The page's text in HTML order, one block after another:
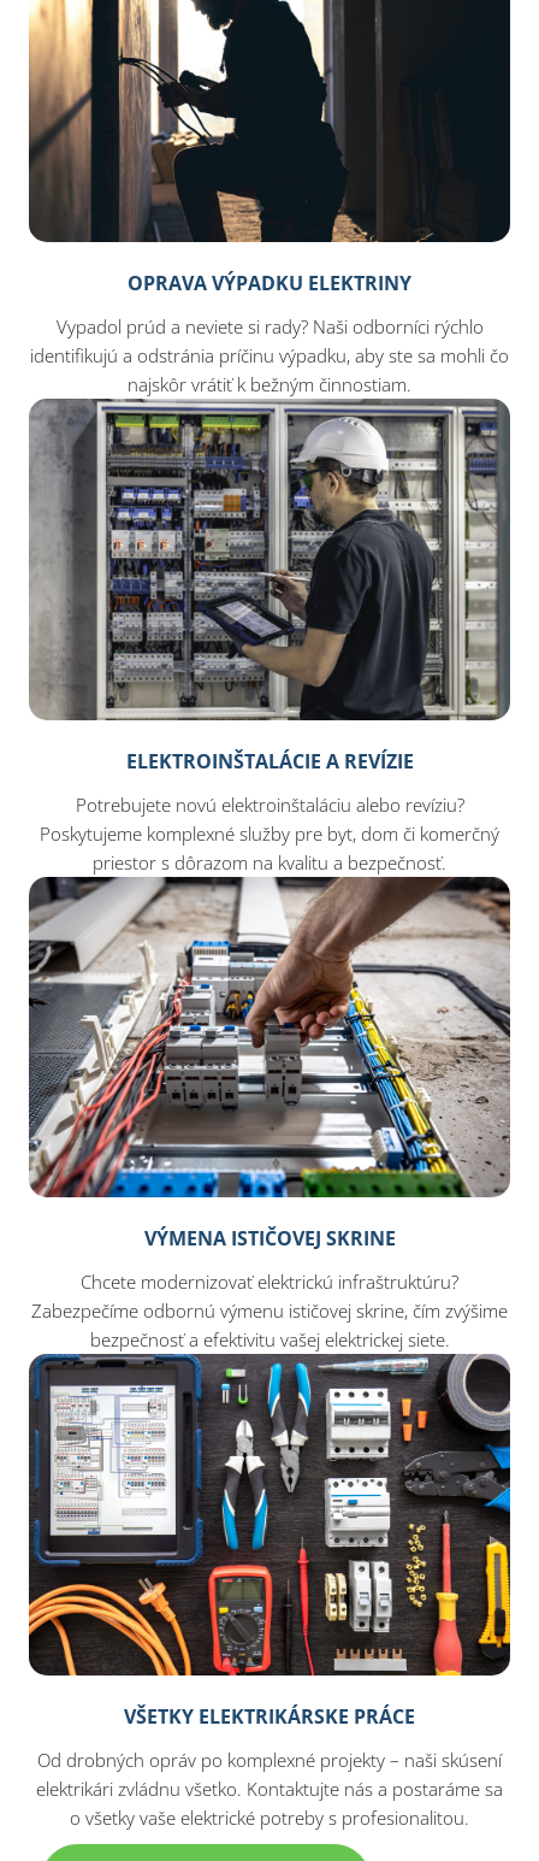
OPRAVA VÝPADKU ELEKTRINY
Vypadol prúd a neviete si rady? Naši odborníci rýchlo
identifikujú a odstránia príčinu výpadku, aby ste sa mohli čo
najskôr vrátiť k bežným činnostiam.
ELEKTROINŠTALÁCIE A REVÍZIE
Potrebujete novú elektroinštaláciu alebo revíziu?
Poskytujeme komplexné služby pre byt, dom či komerčný
priestor s dôrazom na kvalitu a bezpečnosť.
VÝMENA ISTIČOVEJ SKRINE
Chcete modernizovať elektrickú infraštruktúru?
Zabezpečíme odbornú výmenu ističovej skrine, čím zvýšime
bezpečnosť a efektivitu vašej elektrickej siete.
VŠETKY ELEKTRIKÁRSKE PRÁCE
Od drobných opráv po komplexné projekty – naši skúsení
elektrikári zvládnu všetko. Kontaktujte nás a postaráme sa
o všetky vaše elektrické potreby s profesionalitou.